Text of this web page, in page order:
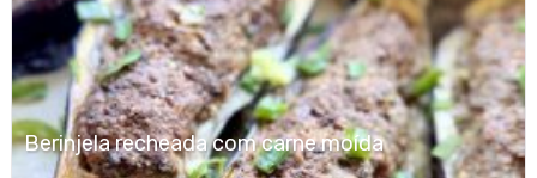
Berinjela recheada com carne moída